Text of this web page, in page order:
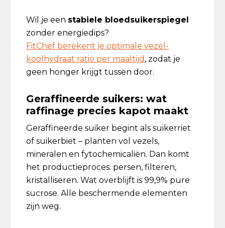
Wil je een stabiele bloedsuikerspiegel
zonder energiedips?
FitChef berekent je optimale vezel-
koolhydraat ratio per maaltijd , zodat je
geen honger krijgt tussen door.
Geraffineerde suikers: wat
raffinage precies kapot maakt
Geraffineerde suiker begint als suikerriet
of suikerbiet – planten vol vezels,
mineralen en fytochemicaliën. Dan komt
het productieproces: persen, filteren,
kristalliseren. Wat overblijft is 99,9% pure
sucrose. Alle beschermende elementen
zijn weg.